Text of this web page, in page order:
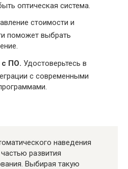
оптическая система.
стоимости и
поможет выбрать
с ПО. Удостоверьтесь в
с современными
наведения
развития
Выбирая такую